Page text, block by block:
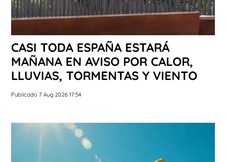
CASI TODA ESPAÑA ESTARÁ
MAÑANA EN AVISO POR CALOR,
LLUVIAS, TORMENTAS Y VIENTO
Publicado 7 Aug 2026 17:54